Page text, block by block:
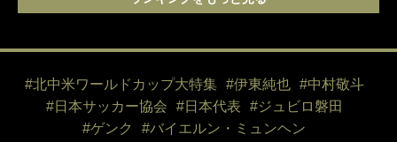
#北中米ワールドカップ大特集 #伊東純也
#中村敬斗
#日本サッカー協会
#日本代表
#ジュビロ磐田
#ゲンク
#バイエルン・ミュンヘン